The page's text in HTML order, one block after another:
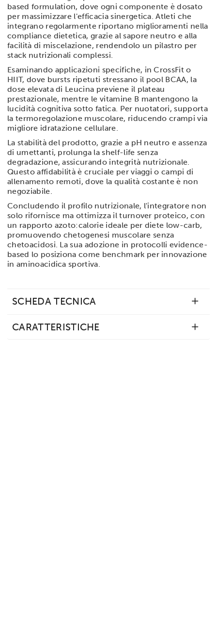
based formulation, dove ogni componente è dosato
per massimizzare l'efficacia sinergetica. Atleti che
integrano regolarmente riportano miglioramenti nella
compliance dietetica, grazie al sapore neutro e alla
facilità di miscelazione, rendendolo un pilastro per
stack nutrizionali complessi.
Esaminando applicazioni specifiche, in CrossFit o
HIIT, dove bursts ripetuti stressano il pool BCAA, la
dose elevata di Leucina previene il plateau
prestazionale, mentre le vitamine B mantengono la
lucidità cognitiva sotto fatica. Per nuotatori, supporta
la termoregolazione muscolare, riducendo crampi via
migliore idratazione cellulare.
La stabilità del prodotto, grazie a pH neutro e assenza
di umettanti, prolunga la shelf-life senza
degradazione, assicurando integrità nutrizionale.
Questo affidabilità è cruciale per viaggi o campi di
allenamento remoti, dove la qualità costante è non
negoziabile.
Concludendo il profilo nutrizionale, l'integratore non
solo rifornisce ma ottimizza il turnover proteico, con
un rapporto azoto:calorie ideale per diete low-carb,
promuovendo chetogenesi muscolare senza
chetoacidosi. La sua adozione in protocolli evidence-
based lo posiziona come benchmark per innovazione
in aminoacidica sportiva.
SCHEDA TECNICA
CARATTERISTICHE